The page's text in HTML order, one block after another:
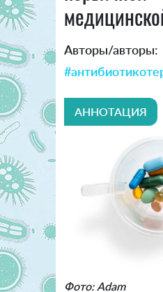
Авторы/авторы:
АННОТАЦИЯ
Фото: Adam